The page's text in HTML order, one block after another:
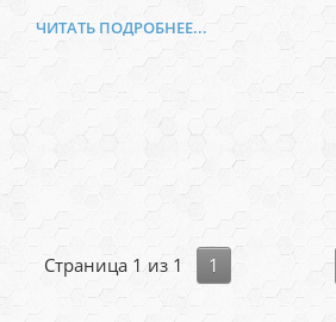
ЧИТАТЬ ПОДРОБНЕЕ...
Страница 1 из 1 1